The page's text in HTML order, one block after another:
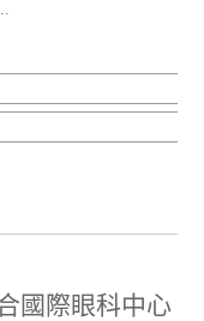
國際眼科中心